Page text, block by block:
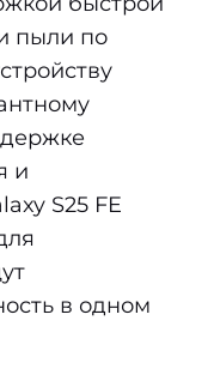
пыли по
и
S25 FE
в одном